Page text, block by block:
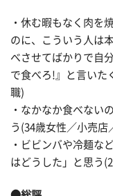
・休む暇もなく肉を
のに、こういう人は
べさせてばかりで自
で食べろ!』と言いた
職)
・なかなか食べない
う(34歳女性／小売店
・ビビンバや冷麺な
はどうした」と思う